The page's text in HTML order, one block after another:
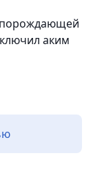
порождающей
аким